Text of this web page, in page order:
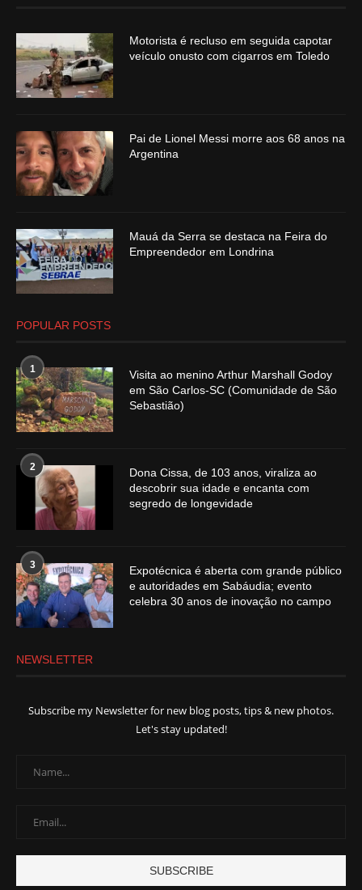
Motorista é recluso em seguida capotar
veículo onusto com cigarros em Toledo
Pai de Lionel Messi morre aos 68 anos na
Argentina
Mauá da Serra se destaca na Feira do
Empreendedor em Londrina
POPULAR POSTS
1
Visita ao menino Arthur Marshall Godoy
em São Carlos-SC (Comunidade de São
Sebastião)
2
Dona Cissa, de 103 anos, viraliza ao
descobrir sua idade e encanta com
segredo de longevidade
3
Expotécnica é aberta com grande público
e autoridades em Sabáudia; evento
celebra 30 anos de inovação no campo
NEWSLETTER
Subscribe my Newsletter for new blog posts, tips & new photos.
Let's stay updated!